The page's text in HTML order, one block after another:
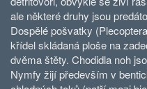
ale některé druhy jsou
Dospělé pošvatky
křídel skládaná ploše na
dvěma štěty. Chodidla noh
Nymfy žijí především v